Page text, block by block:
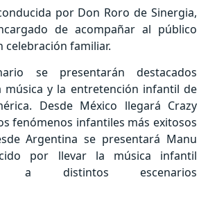
por Don Roro de Sinergia,
de acompañar al público
familiar.
se presentarán destacados
música y la entretención infantil de
Desde México llegará Crazy
fenómenos infantiles más exitosos
Argentina se presentará Manu
por llevar la música infantil
a distintos escenarios